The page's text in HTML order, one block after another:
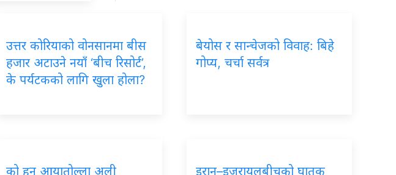
उत्तर कोरियाको वोनसानमा बीस
हजार अटाउने नयाँ ‘बीच रिसोर्ट’,
के पर्यटकको लागि खुला होला?
बेयोस र सान्चेजको विवाह: बिहे
गोप्य, चर्चा सर्वत्र
को हुन् आयातोल्ला अली इरान–इजरायलबीचको घातक